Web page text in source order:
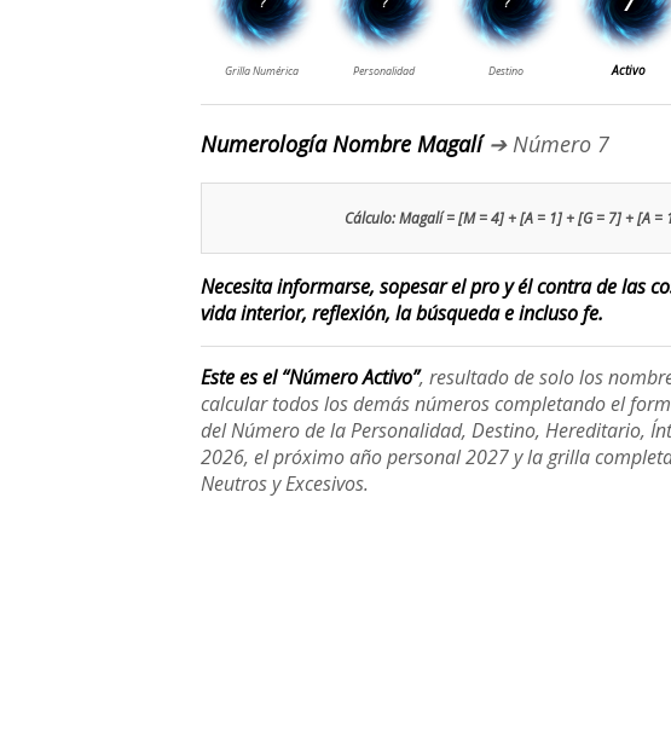
Numerología Nombre Magalí➔ Número 7
Cálculo: Magalí = [M = 4] + [A = 1] + [G = 7] + [A
Necesita informarse, sopesar el pro y él contra de las
vida interior, reflexión, la búsqueda e incluso fe.
Este es el “Número Activo”, resultado de solo los
calcular todos los demás números completando el
del Número de la Personalidad, Destino, Hereditario,
2026, el próximo año personal 2027 y la grilla
Neutros y Excesivos.